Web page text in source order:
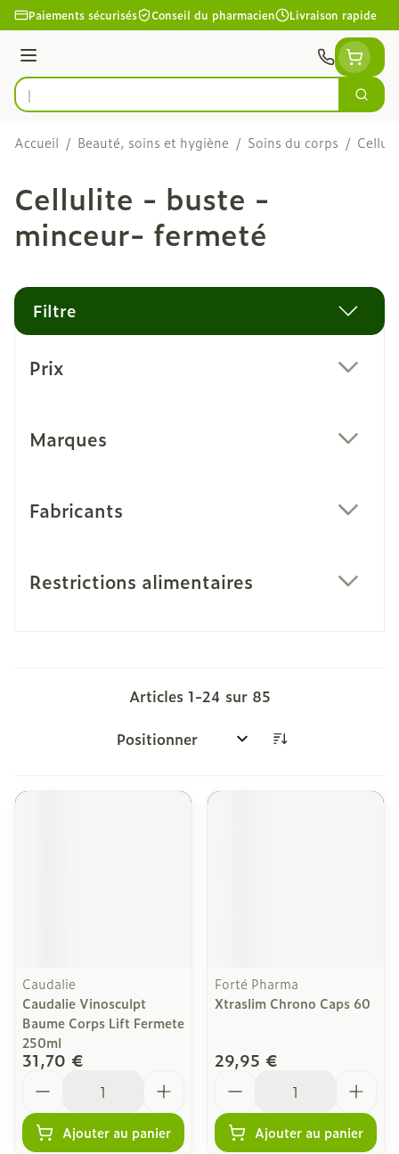
Aller au contenu
Paiements sécurisés Conseil du pharmacien Livraison rapide
Menu
Rechercher
Accueil / Beauté, soins et hygiène / Soins du corps /
Cellulite - buste -
minceur- fermeté
Filtre
Prix
Marques
Fabricants
Restrictions alimentaires
Articles 1-24 sur 85
Trier par:
Caudalie
Caudalie Vinosculpt
Baume Corps Lift Fermete
250ml
31,70 €
Ajouter au panier
Forté Pharma
Xtraslim Chrono Caps 60
29,95 €
Ajouter au panier